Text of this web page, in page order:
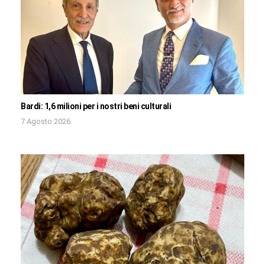
Bardi: 1,6 milioni per i nostri beni culturali
7 Agosto 2026